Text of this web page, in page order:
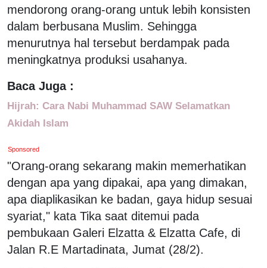
mendorong orang-orang untuk lebih konsisten
dalam berbusana Muslim. Sehingga
menurutnya hal tersebut berdampak pada
meningkatnya produksi usahanya.
Baca Juga :
Hijrah: Cara Nabi Muhammad SAW Selamatkan
Akidah Islam
Sponsored
"Orang-orang sekarang makin memerhatikan
dengan apa yang dipakai, apa yang dimakan,
apa diaplikasikan ke badan, gaya hidup sesuai
syariat," kata Tika saat ditemui pada
pembukaan Galeri Elzatta & Elzatta Cafe, di
Jalan R.E Martadinata, Jumat (28/2).